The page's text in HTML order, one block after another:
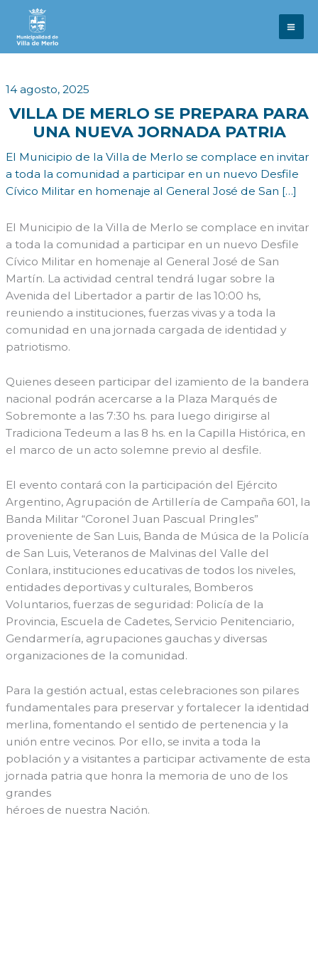
contenido
14 agosto, 2025
VILLA DE MERLO SE PREPARA PARA
UNA NUEVA JORNADA PATRIA
El Municipio de la Villa de Merlo se complace en invitar
a toda la comunidad a participar en un nuevo Desfile
Cívico Militar en homenaje al General José de San […]
El Municipio de la Villa de Merlo se complace en invitar
a toda la comunidad a participar en un nuevo Desfile
Cívico Militar en homenaje al General José de San
Martín. La actividad central tendrá lugar sobre la
Avenida del Libertador a partir de las 10:00 hs,
reuniendo a instituciones, fuerzas vivas y a toda la
comunidad en una jornada cargada de identidad y
patriotismo.
Quienes deseen participar del izamiento de la bandera
nacional podrán acercarse a la Plaza Marqués de
Sobremonte a las 7:30 hs. para luego dirigirse al
Tradiciona Tedeum a las 8 hs. en la Capilla Histórica, en
el marco de un acto solemne previo al desfile.
El evento contará con la participación del Ejército
Argentino, Agrupación de Artillería de Campaña 601, la
Banda Militar “Coronel Juan Pascual Pringles”
proveniente de San Luis, Banda de Música de la Policía
de San Luis, Veteranos de Malvinas del Valle del
Conlara, instituciones educativas de todos los niveles,
entidades deportivas y culturales, Bomberos
Voluntarios, fuerzas de seguridad: Policía de la
Provincia, Escuela de Cadetes, Servicio Penitenciario,
Gendarmería, agrupaciones gauchas y diversas
organizaciones de la comunidad.
Para la gestión actual, estas celebraciones son pilares
fundamentales para preservar y fortalecer la identidad
merlina, fomentando el sentido de pertenencia y la
unión entre vecinos. Por ello, se invita a toda la
población y a visitantes a participar activamente de esta
jornada patria que honra la memoria de uno de los
grandes
héroes de nuestra Nación.